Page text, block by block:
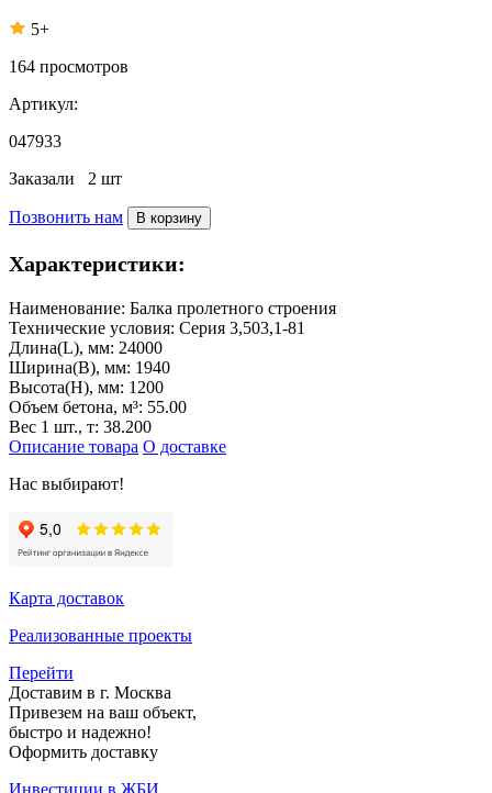
5+
164 просмотров
Артикул:
047933
Заказали 2 шт
Позвонить нам В корзину
Характеристики:
Наименование: Балка пролетного строения
Технические условия: Серия 3,503,1-81
Длина(L), мм: 24000
Ширина(B), мм: 1940
Высота(H), мм: 1200
Объем бетона, м³: 55.00
Вес 1 шт., т: 38.200
Описание товара О доставке
Нас выбирают!
Карта доставок
Реализованные проекты
Перейти
Доставим в г. Москва
Привезем на ваш объект,
быстро и надежно!
Оформить доставку
Инвестиции в ЖБИ